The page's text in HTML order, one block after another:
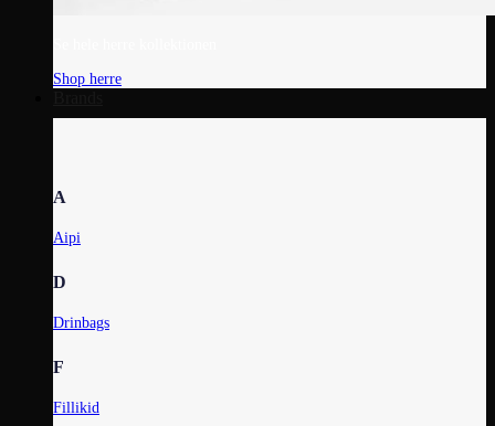
Shop herre
A
Aipi
D
Drinbags
F
Fillikid